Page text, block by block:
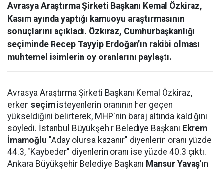
Avrasya Araştırma Şirketi Başkanı Kemal Özkiraz,
Kasım ayında yaptığı kamuoyu araştırmasının
sonuçlarını açıkladı. Özkiraz, Cumhurbaşkanlığı
seçiminde Recep Tayyip Erdoğan’ın rakibi olması
muhtemel isimlerin oy oranlarını paylaştı.
Avrasya Araştırma Şirketi Başkanı Kemal Özkiraz,
erken seçim isteyenlerin oranının her geçen
yükseldiğini belirterek, MHP'nin baraj altında kaldığını
söyledi. İstanbul Büyükşehir Belediye Başkanı Ekrem
İmamoğlu "Aday olursa kazanır" diyenlerin oranı yüzde
44.3, "Kaybeder" diyenlerin oranı ise yüzde 40.3 çıktı.
Ankara Büyükşehir Belediye Başkanı Mansur Yavaş'ın